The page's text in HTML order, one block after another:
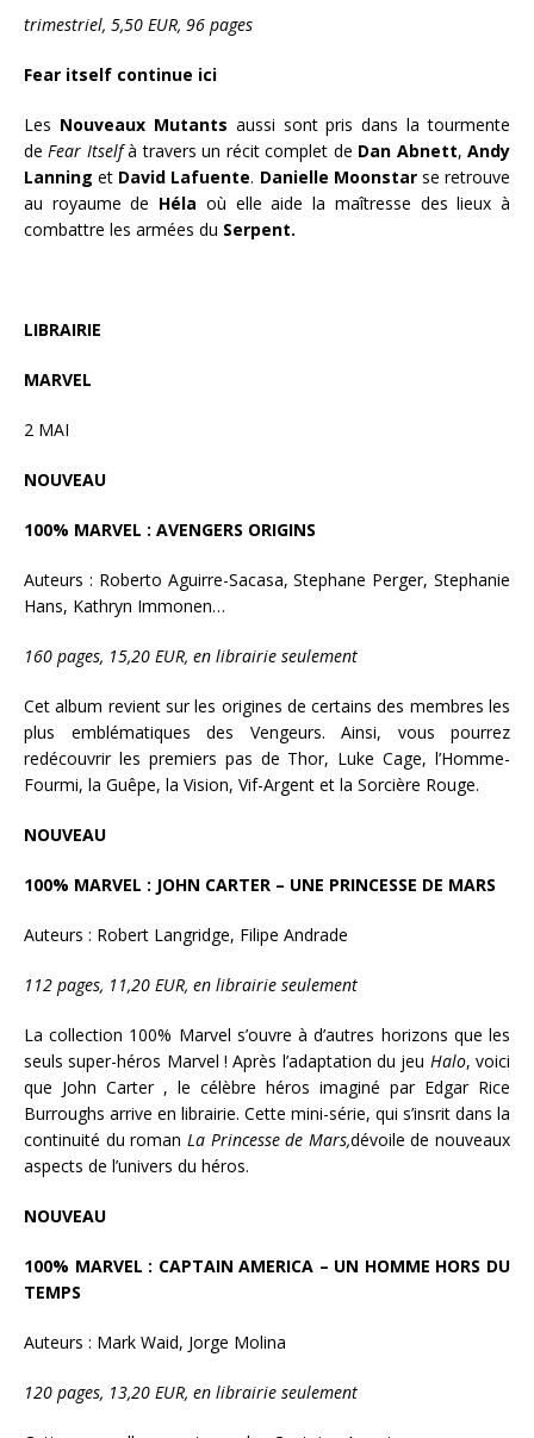
trimestriel, 5,50 EUR, 96 pages
Fear itself continue ici
Les Nouveaux Mutants aussi sont pris dans la tourmente
deFear Itselfà travers un récit complet de Dan Abnett,Andy
Lanning et David Lafuente. Danielle Moonstarse retrouve
au royaume de Héla où elle aide la maîtresse des lieux à
combattre les armées du Serpent.
LIBRAIRIE
MARVEL
2 MAI
NOUVEAU
100% MARVEL : AVENGERS ORIGINS
Auteurs : Roberto Aguirre-Sacasa, Stephane Perger, Stephanie
Hans, Kathryn Immonen…
160 pages, 15,20 EUR, en librairie seulement
Cet album revient sur les origines de certains des membres les
plus emblématiques des Vengeurs. Ainsi, vous pourrez
redécouvrir les premiers pas de Thor, Luke Cage, l’Homme-
Fourmi, la Guêpe, la Vision, Vif-Argent et la Sorcière Rouge.
NOUVEAU
100% MARVEL : JOHN CARTER – UNE PRINCESSE DE MARS
Auteurs : Robert Langridge, Filipe Andrade
112 pages, 11,20 EUR, en librairie seulement
La collection 100% Marvel s’ouvre à d’autres horizons que les
seuls super-héros Marvel ! Après l’adaptation du jeu Halo, voici
que John Carter , le célèbre héros imaginé par Edgar Rice
Burroughs arrive en librairie. Cette mini-série, qui s’insrit dans la
continuité du roman La Princesse de Mars,dévoile de nouveaux
aspects de l’univers du héros.
NOUVEAU
100% MARVEL : CAPTAIN AMERICA – UN HOMME HORS DU
TEMPS
Auteurs : Mark Waid, Jorge Molina
120 pages, 13,20 EUR, en librairie seulement